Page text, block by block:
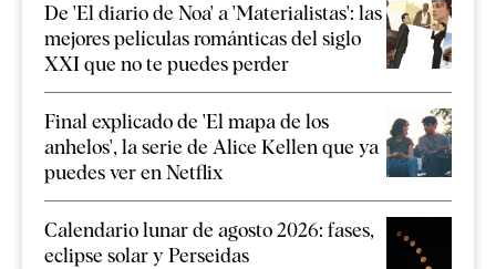
De 'El diario de Noa' a 'Materialistas': las
mejores películas románticas del siglo
XXI que no te puedes perder
Final explicado de 'El mapa de los
anhelos', la serie de Alice Kellen que ya
puedes ver en Netflix
Calendario lunar de agosto 2026: fases,
eclipse solar y Perseidas